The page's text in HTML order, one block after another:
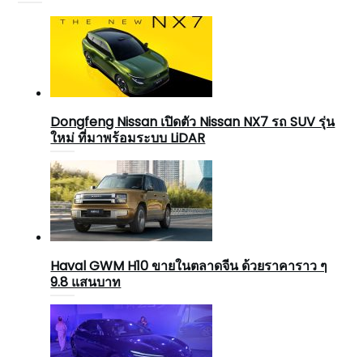
Dongfeng Nissan เปิดตัว Nissan NX7 รถ SUV รุ่น
ใหม่ ที่มาพร้อมระบบ LiDAR
Haval GWM H10 ขายในตลาดจีน ด้วยราคาราว ๆ
9.8 แสนบาท